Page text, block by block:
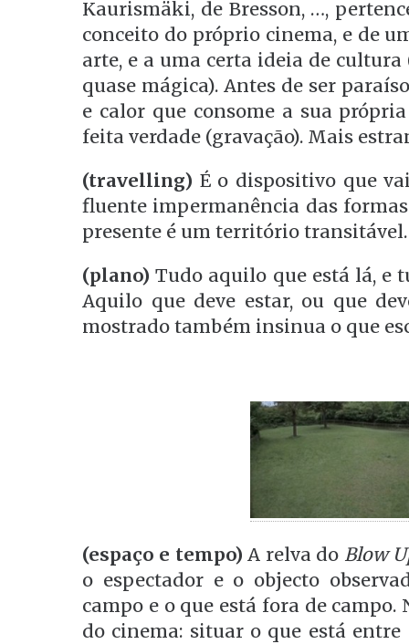
Kaurismäki, de Bresson, …,
conceito do próprio cinema, e de
arte, e a uma certa ideia de
quase mágica). Antes de ser
e calor que consome a sua
feita verdade (gravação). Mais
(travelling) É o dispositivo que
fluente impermanência das
presente é um território transitável.
(plano) Tudo aquilo que está lá, e
Aquilo que deve estar, ou que
mostrado também insinua o que
(espaço e tempo) A relva do Blow
o espectador e o objecto
campo e o que está fora de campo.
do cinema: situar o que está entre